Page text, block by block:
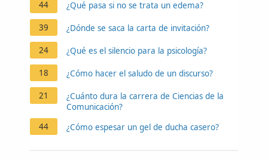
44 ¿Qué pasa si no se trata un edema?
39 ¿Dónde se saca la carta de invitación?
24 ¿Qué es el silencio para la psicología?
18 ¿Cómo hacer el saludo de un discurso?
21
¿Cuánto dura la carrera de Ciencias de la
Comunicación?
44
¿Cómo espesar un gel de ducha casero?